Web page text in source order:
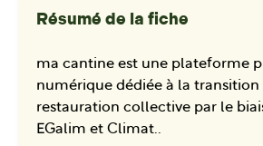
Résumé de la fiche
ma cantine est une plateforme
numérique dédiée à la
restauration collective par le
EGalim et Climat..